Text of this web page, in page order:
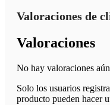
se
elegir
la
página
de
Valoraciones de
Valoraciones
No hay valoraciones
Solo los usuarios
producto pueden hacer